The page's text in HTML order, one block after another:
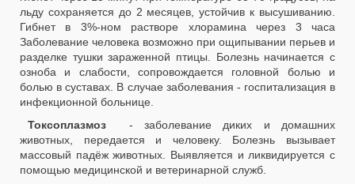
льду сохраняется до 2 месяцев, устойчив к высушиванию.
Гибнет в 3%-ном растворе хлорамина через 3 часа
Заболевание человека возможно при ощипывании перьев и
разделке тушки зараженной птицы. Болезнь начинается с
озноба и слабости, сопровождается головной болью и
болью в суставах. В случае заболевания - госпитализация в
инфекционной больнице.
Токсоплазмоз - заболевание диких и домашних
животных, передается и человеку. Болезнь вызывает
массовый падёж животных. Выявляется и ликвидируется с
помощью медицинской и ветеринарной служб.